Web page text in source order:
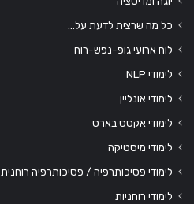
כל מה שרצית לדעת על…
לוח ארועי גופ-נפש-רוח
לימודי NLP
לימודי אונליין
לימודי אקסס בארס
לימודי מיסטיקה
לימודי פסיכותרפיה / פסיכותרפיה רוחנית
לימודי רוחניות